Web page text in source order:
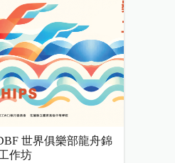
世界俱樂部龍舟錦
作坊